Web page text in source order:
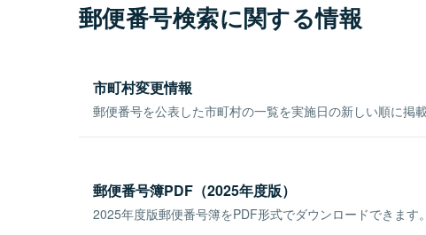
郵便番号検索に関する情報
市町村変更情報
郵便番号を公表した市町村の一覧を実施日の新しい順に掲載
郵便番号簿PDF（2025年度版）
2025年度版郵便番号簿をPDF形式でダウンロードできます。